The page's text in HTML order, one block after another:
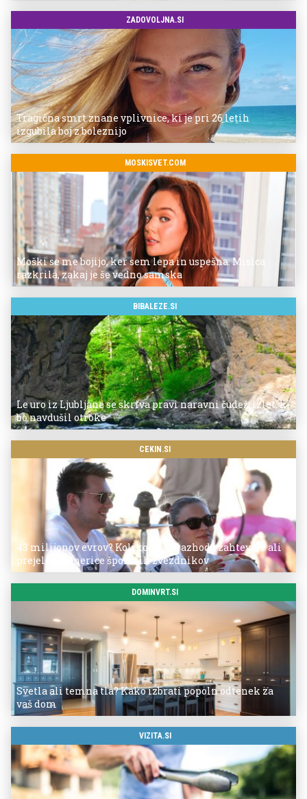
ZADOVOLJNA.SI
Tragična smrt znane vplivnice, ki je pri 26 letih
izgubila boj z boleznijo
MOSKISVET.COM
Moški se me bojijo, ker sem lepa in uspešna: Misica
razkrila, zakaj je še vedno samska
BIBALEZE.SI
Le uro iz Ljubljane se skriva pravi naravni čudež: izlet, ki
bo navdušil otroke
CEKIN.SI
43 milijonov evrov? Koliko so po razhodu zahtevale ali
prejele partnerice športnih zvezdnikov
DOMINVRT.SI
Svetla ali temna tla? Kako izbrati popoln odtenek za
vaš dom
VIZITA.SI